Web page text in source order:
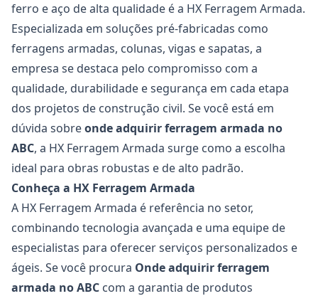
ferro e aço de alta qualidade é a HX Ferragem Armada.
Especializada em soluções pré-fabricadas como
ferragens armadas, colunas, vigas e sapatas, a
empresa se destaca pelo compromisso com a
qualidade, durabilidade e segurança em cada etapa
dos projetos de construção civil. Se você está em
dúvida sobreonde adquirirferragem armada no
ABC, a HX Ferragem Armada surge como a escolha
ideal para obras robustas e de alto padrão.
Conheça a HX Ferragem Armada
A HX Ferragem Armada é referência no setor,
combinando tecnologia avançada e uma equipe de
especialistas para oferecer serviços personalizados e
ágeis. Se você procura Onde adquirirferragem
armada no ABC com a garantia de produtos